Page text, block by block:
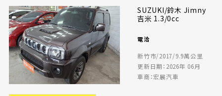
SUZUKI/鈴木 Jimny
吉米 1.3/0cc
電洽
新竹市/2017/9.9萬公里
更新日期：2026年 06月
車商：宏展汽車